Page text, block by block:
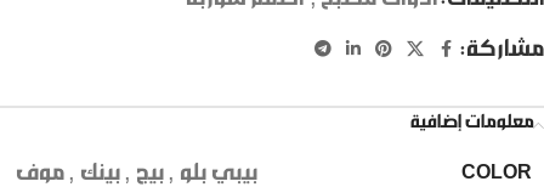
مشاركة:
معلومات إضافية
COLOR بيبي بلو , بيج , بينك , موف